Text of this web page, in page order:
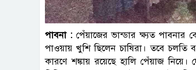
পাবনা :পেঁয়াজের ভান্ডার ক্ষ্যত
পাওয়ায় খুশি ছিলেন চাষিরা। তবে
কারণে শঙ্কায় রয়েছে হালি পেঁয়াজ নিয়ে।